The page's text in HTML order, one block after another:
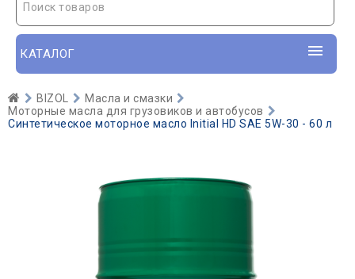
Поиск товаров
КАТАЛОГ
BIZOL
Масла и смазки
Моторные масла для грузовиков и автобусов
Синтетическое моторное масло Initial HD SAE 5W-30 - 60 л